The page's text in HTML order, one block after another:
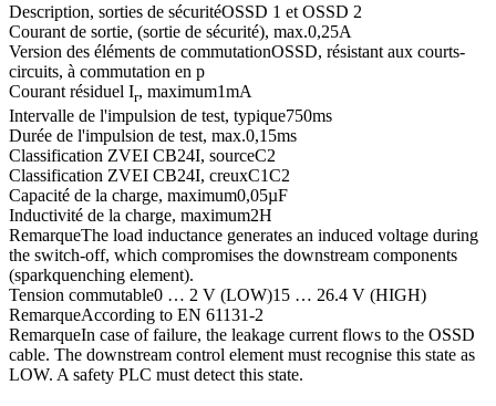
Description, sorties de sécuritéOSSD 1 et OSSD 2
Courant de sortie, (sortie de sécurité), max.0,25A
Version des éléments de commutationOSSD, résistant aux courts-
circuits, à commutation en p
Courant résiduel Ir, maximum1mA
Intervalle de l'impulsion de test, typique750ms
Durée de l'impulsion de test, max.0,15ms
Classification ZVEI CB24I, sourceC2
Classification ZVEI CB24I, creuxC1C2
Capacité de la charge, maximum0,05µF
Inductivité de la charge, maximum2H
RemarqueThe load inductance generates an induced voltage during
the switch-off, which compromises the downstream components
(sparkquenching element).
Tension commutable0 … 2 V (LOW)15 … 26.4 V (HIGH)
RemarqueAccording to EN 61131-2
RemarqueIn case of failure, the leakage current flows to the OSSD
cable. The downstream control element must recognise this state as
LOW. A safety PLC must detect this state.